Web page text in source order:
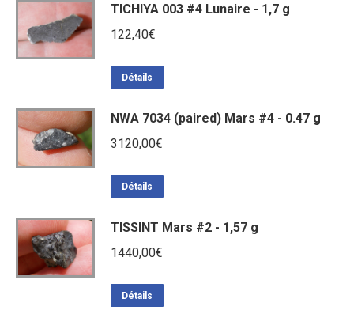
TICHIYA 003 #4 Lunaire - 1,7 g
122,40€
Détails
NWA 7034 (paired) Mars #4 - 0.47 g
3120,00€
Détails
TISSINT Mars #2 - 1,57 g
1440,00€
Détails